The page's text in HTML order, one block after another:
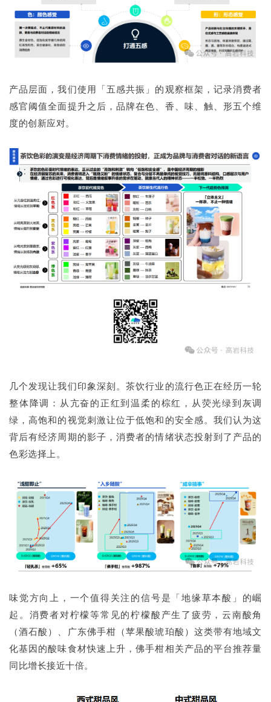
产品层面，我们使用「五感共振」的观察框架，记录消费者
感官阈值全面提升之后，品牌在色、香、味、触、形五个维
度的创新应对。
几个发现让我们印象深刻。茶饮行业的流行色正在经历一轮
整体降调：从亢奋的正红到温柔的棕红，从荧光绿到灰调
绿，高饱和的视觉刺激让位于低饱和的安全感。我们认为这
背后有经济周期的影子，消费者的情绪状态投射到了产品的
色彩选择上。
味觉方向上，一个值得关注的信号是「地缘草本酸」的崛
起。消费者对柠檬等常见的柠檬酸产生了疲劳，云南酸角
（酒石酸）、广东佛手柑（苹果酸琥珀酸）这类带有地域文
化基因的酸味食材快速上升，佛手柑相关产品的平台推荐量
同比增长接近十倍。